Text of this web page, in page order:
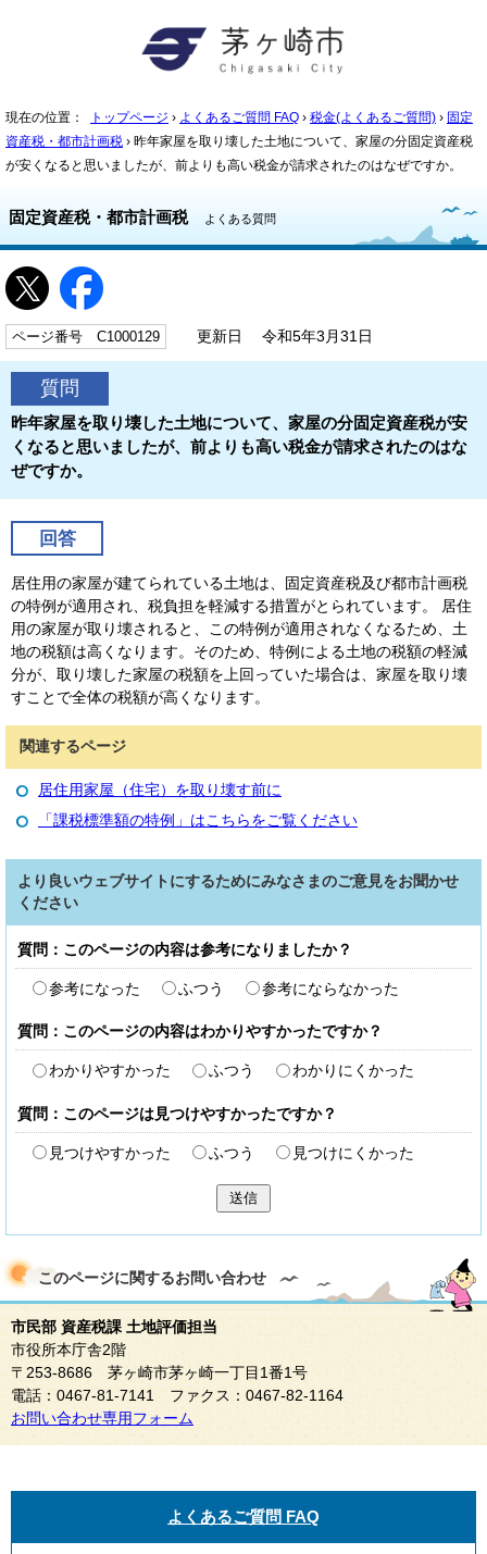
現在の位置： トップページ › よくあるご質問 FAQ › 税金(よくあるご質問) › 固定
資産税・都市計画税 › 昨年家屋を取り壊した土地について、家屋の分固定資産税
が安くなると思いましたが、前よりも高い税金が請求されたのはなぜですか。
固定資産税・都市計画税 よくある質問
ページ番号 C1000129 更新日 令和5年3月31日
質問
昨年家屋を取り壊した土地について、家屋の分固定資産税が安
くなると思いましたが、前よりも高い税金が請求されたのはな
ぜですか。
回答
居住用の家屋が建てられている土地は、固定資産税及び都市計画税
の特例が適用され、税負担を軽減する措置がとられています。 居住
用の家屋が取り壊されると、この特例が適用されなくなるため、土
地の税額は高くなります。そのため、特例による土地の税額の軽減
分が、取り壊した家屋の税額を上回っていた場合は、家屋を取り壊
すことで全体の税額が高くなります。
関連するページ
居住用家屋（住宅）を取り壊す前に
「課税標準額の特例」はこちらをご覧ください
より良いウェブサイトにするためにみなさまのご意見をお聞かせ
ください
質問：このページの内容は参考になりましたか？
参考になった ふつう 参考にならなかった
質問：このページの内容はわかりやすかったですか？
わかりやすかった ふつう わかりにくかった
質問：このページは見つけやすかったですか？
見つけやすかった ふつう 見つけにくかった
送信
このページに関するお問い合わせ
市民部 資産税課 土地評価担当
市役所本庁舎2階
〒253-8686 茅ヶ崎市茅ヶ崎一丁目1番1号
電話：0467-81-7141 ファクス：0467-82-1164
お問い合わせ専用フォーム
よくあるご質問 FAQ